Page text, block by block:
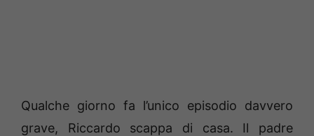
Qualche giorno fa l’unico episodio davvero
grave, Riccardo scappa di casa. Il padre